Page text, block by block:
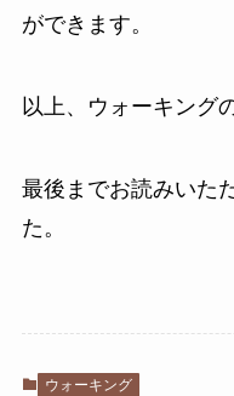
ができます。
以上、ウォーキング
最後までお読みいた
た。
ウォーキング